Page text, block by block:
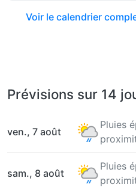
Voir le calendrier
Prévisions sur 14
ven., 7 août
Pluies
sam., 8 août
Pluies